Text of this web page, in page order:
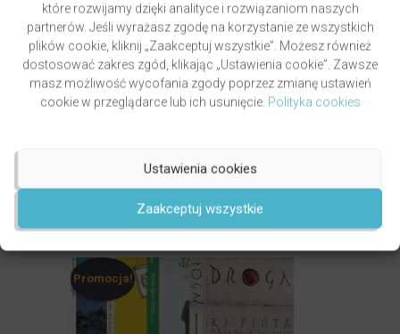
które rozwijamy dzięki analityce i rozwiązaniom naszych
partnerów. Jeśli wyrażasz zgodę na korzystanie ze wszystkich
plików cookie, kliknij „Zaakceptuj wszystkie”. Możesz również
dostosować zakres zgód, klikając „Ustawienia cookie”. Zawsze
masz możliwość wycofania zgody poprzez zmianę ustawień
cookie w przeglądarce lub ich usunięcie. Polityka cookies
Zaakceptuj wszystkie
Ustawienia cookies
Patroni i partnerzy
Co powiesz na to…
Promocja!